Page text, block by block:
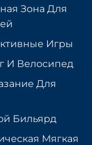
Зона Для
Игры
И Велосипед
Для
Бильярд
Мягкая